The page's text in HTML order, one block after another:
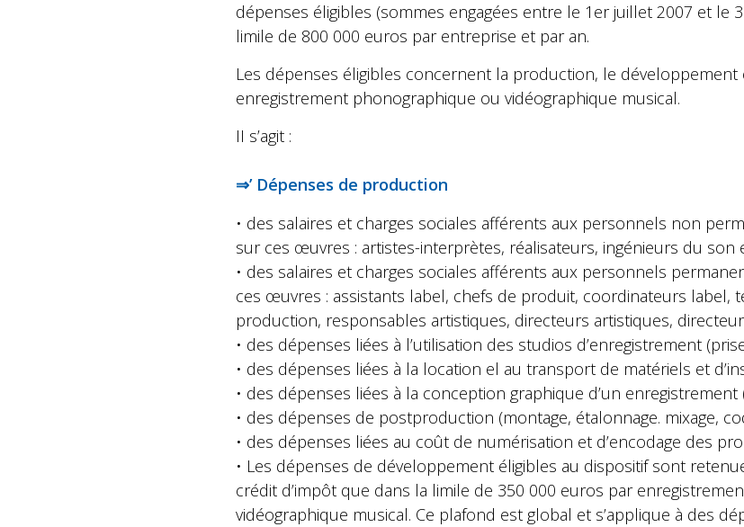
dépenses éligibles (sommes engagées entre le 1er juillet 2007 et le
limile de 800 000 euros par entreprise et par an.
Les dépenses éligibles concernent la production, le développement
enregistrement phonographique ou vidéographique musical.
II s’agit :
⇒’ Dépenses de production
• des salaires et charges sociales afférents aux personnels non
sur ces œuvres : artistes-interprètes, réalisateurs, ingénieurs du son
• des salaires et charges sociales afférents aux personnels
ces œuvres : assistants label, chefs de produit, coordinateurs label,
production, responsables artistiques, directeurs artistiques,
• des dépenses liées à l’utilisation des studios d’enregistrement
• des dépenses liées à la location el au transport de matériels et
• des dépenses liées à la conception graphique d’un enregistrement
• des dépenses de postproduction (montage, étalonnage. mixage,
• des dépenses liées au coût de numérisation et d’encodage des
• Les dépenses de développement éligibles au dispositif sont
crédit d’impôt que dans la limile de 350 000 euros par
vidéographique musical. Ce plafond est global et s’applique à des